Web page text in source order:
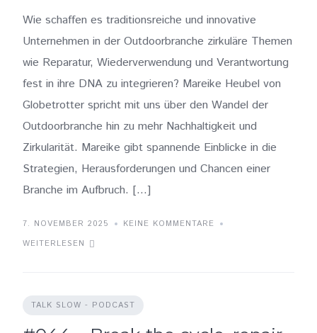
Wie schaffen es traditionsreiche und innovative
Unternehmen in der Outdoorbranche zirkuläre Themen
wie Reparatur, Wiederverwendung und Verantwortung
fest in ihre DNA zu integrieren? Mareike Heubel von
Globetrotter spricht mit uns über den Wandel der
Outdoorbranche hin zu mehr Nachhaltigkeit und
Zirkularität. Mareike gibt spannende Einblicke in die
Strategien, Herausforderungen und Chancen einer
Branche im Aufbruch. […]
7. NOVEMBER 2025
KEINE KOMMENTARE
WEITERLESEN
TALK SLOW - PODCAST